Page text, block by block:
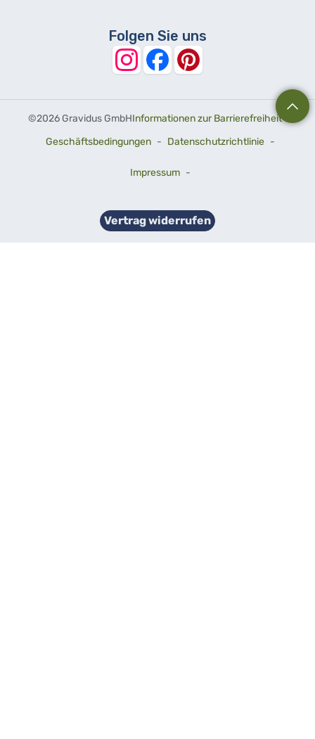
Folgen Sie uns
©2026 Gravidus GmbHInformationen zur Barrierefreiheit-
Geschäftsbedingungen - Datenschutzrichtlinie -
Impressum -
Vertrag widerrufen